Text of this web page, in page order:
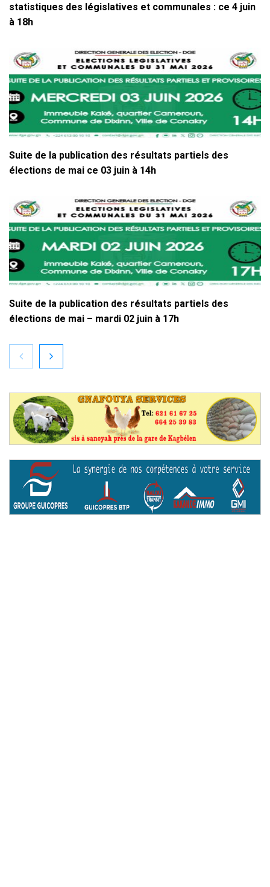
statistiques des législatives et communales : ce 4 juin
à 18h
Suite de la publication des résultats partiels des
élections de mai ce 03 juin à 14h
Suite de la publication des résultats partiels des
élections de mai – mardi 02 juin à 17h